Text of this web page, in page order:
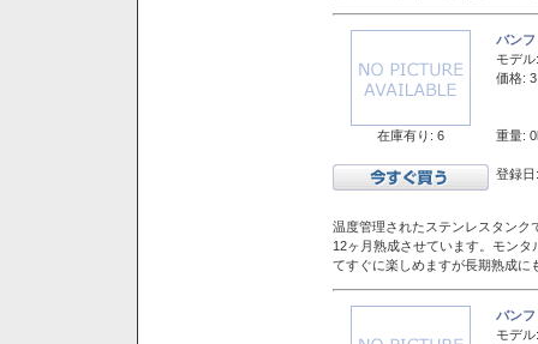
在庫有り: 6
バン
モデル:
価格:
重量:
登録
温度管理されたステンレスタンク
12ヶ月熟成させています。モン
てすぐに楽しめますが長期熟成に
バン
モデル: